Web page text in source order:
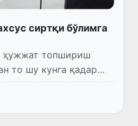
сиртқи бўлимга
ҳужжат топшириш
то шу кунга қадар
таниқли